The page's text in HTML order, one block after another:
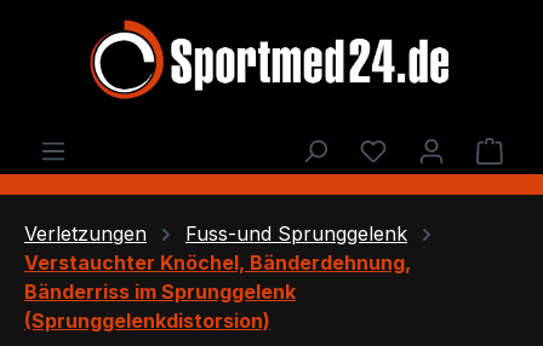
Zum Hauptinhalt springen
Du hast 0
Verletzungen
Fuss-und Sprunggelenk
Verstauchter Knöchel, Bänderdehnung,
Bänderriss im Sprunggelenk
(Sprunggelenkdistorsion)